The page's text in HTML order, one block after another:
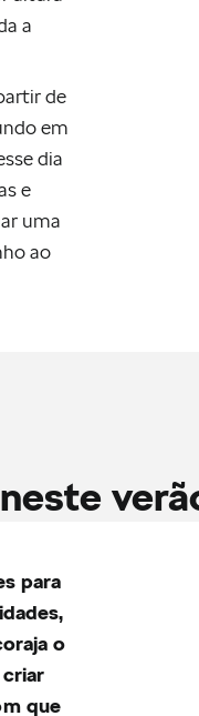
a
de
em
dia
e
uma
ao
para
o
que